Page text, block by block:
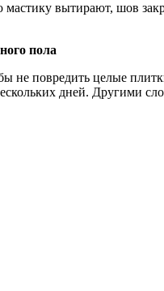
вытирают, шов
пола
не повредить целые
дней. Другими